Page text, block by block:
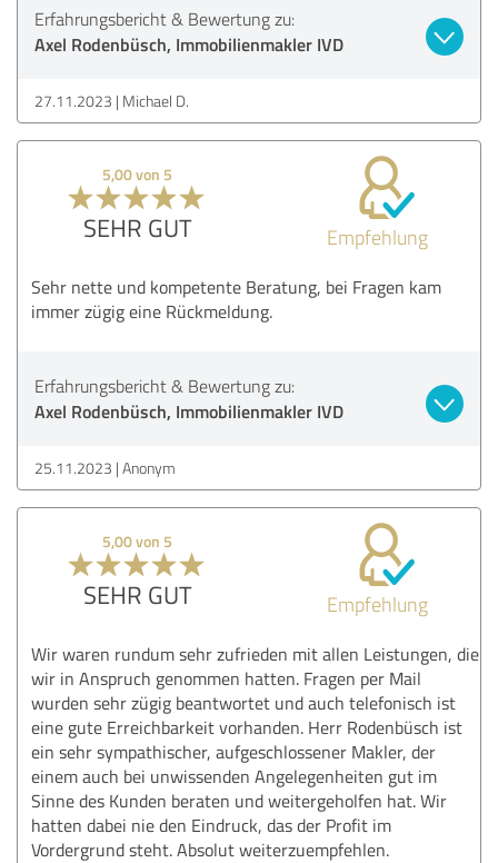
Erfahrungsbericht & Bewertung zu:
Axel Rodenbüsch, Immobilienmakler IVD
27.11.2023 Michael D.
5,00 von 5
SEHR GUT Empfehlung
Sehr nette und kompetente Beratung, bei Fragen kam
immer zügig eine Rückmeldung.
Erfahrungsbericht & Bewertung zu:
Axel Rodenbüsch, Immobilienmakler IVD
25.11.2023 Anonym
5,00 von 5
SEHR GUT Empfehlung
Wir waren rundum sehr zufrieden mit allen Leistungen, die
wir in Anspruch genommen hatten. Fragen per Mail
wurden sehr zügig beantwortet und auch telefonisch ist
eine gute Erreichbarkeit vorhanden. Herr Rodenbüsch ist
ein sehr sympathischer, aufgeschlossener Makler, der
einem auch bei unwissenden Angelegenheiten gut im
Sinne des Kunden beraten und weitergeholfen hat. Wir
hatten dabei nie den Eindruck, das der Profit im
Vordergrund steht. Absolut weiterzuempfehlen.